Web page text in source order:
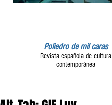
Poliedro de mil caras
Revista española de cultura
contemporánea